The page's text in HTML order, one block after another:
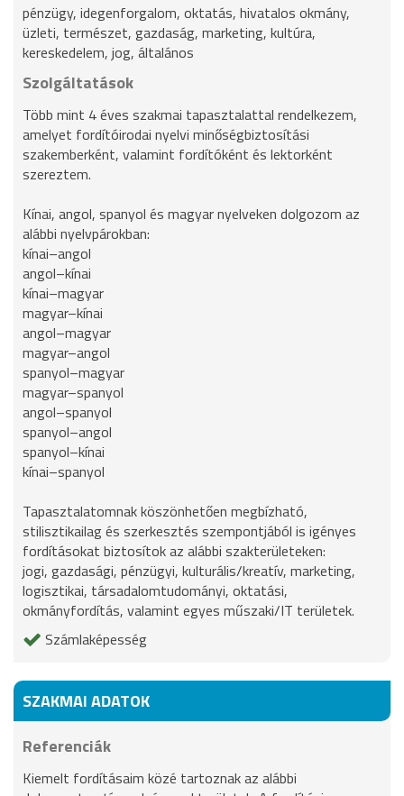
pénzügy, idegenforgalom, oktatás, hivatalos okmány,
üzleti, természet, gazdaság, marketing, kultúra,
kereskedelem, jog, általános
Szolgáltatások
Több mint 4 éves szakmai tapasztalattal rendelkezem,
amelyet fordítóirodai nyelvi minőségbiztosítási
szakemberként, valamint fordítóként és lektorként
szereztem.
Kínai, angol, spanyol és magyar nyelveken dolgozom az
alábbi nyelvpárokban:
kínai–angol
angol–kínai
kínai–magyar
magyar–kínai
angol–magyar
magyar–angol
spanyol–magyar
magyar–spanyol
angol–spanyol
spanyol–angol
spanyol–kínai
kínai–spanyol
Tapasztalatomnak köszönhetően megbízható,
stilisztikailag és szerkesztés szempontjából is igényes
fordításokat biztosítok az alábbi szakterületeken:
jogi, gazdasági, pénzügyi, kulturális/kreatív, marketing,
logisztikai, társadalomtudományi, oktatási,
okmányfordítás, valamint egyes műszaki/IT területek.
Számlaképesség
SZAKMAI ADATOK
Referenciák
Kiemelt fordításaim közé tartoznak az alábbi